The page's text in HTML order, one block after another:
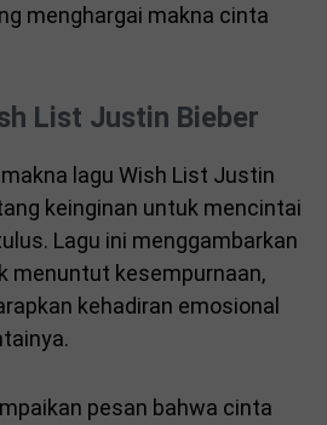
menghargai makna cinta
List Justin Bieber
lagu Wish List Justin
keinginan untuk mencintai
Lagu ini menggambarkan
menuntut kesempurnaan,
kehadiran emosional
pesan bahwa cinta